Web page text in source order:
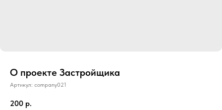
О проекте Застройщика
Артикул: company021
200 р.